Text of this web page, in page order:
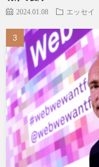
2024.01.08 エッセイ